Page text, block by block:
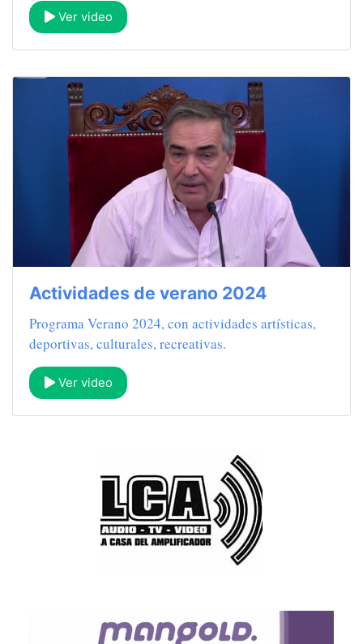
Ver video
Actividades de verano 2024
Programa Verano 2024, con actividades artísticas,
deportivas, culturales, recreativas.
Ver video